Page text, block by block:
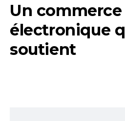
Un commerce
électronique
soutient